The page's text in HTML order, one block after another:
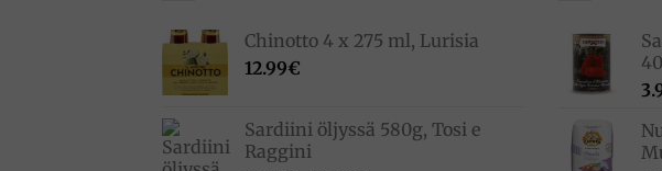
Chinotto 4 x 275 ml, Lurisia
12.99€
Sardiini öljyssä 580g, Tosi e
Raggini